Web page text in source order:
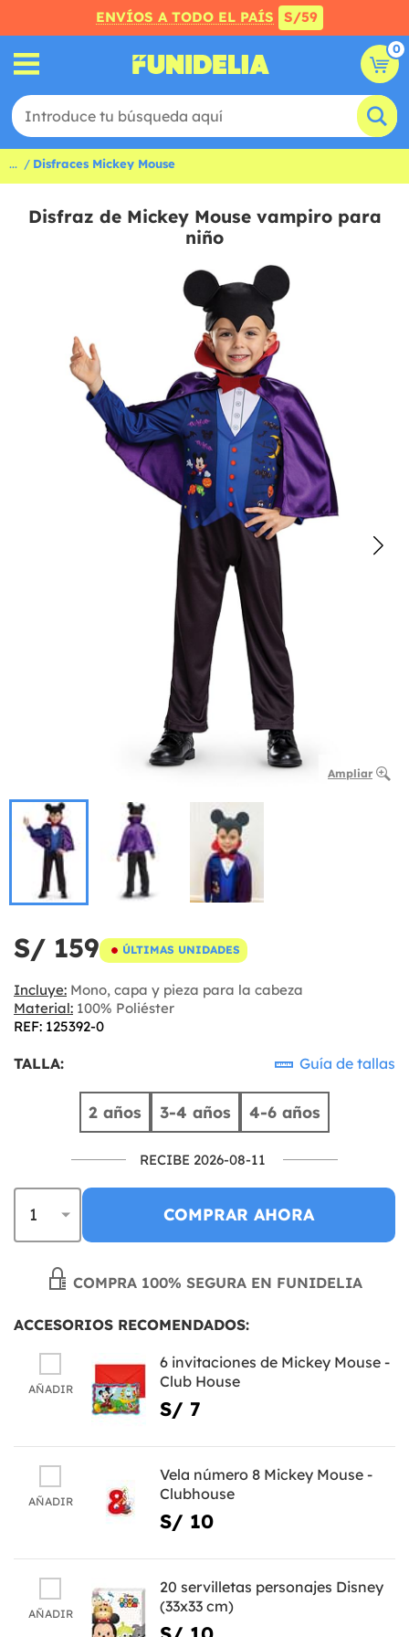
ENVÍOS A TODO EL PAÍS S/59
0
... Disfraces Mickey Mouse
Disfraz de Mickey Mouse vampiro para
niño
Ampliar
S/ 159 ÚLTIMAS UNIDADES
Incluye: Mono, capa y pieza para la cabeza
Material: 100% Poliéster
REF: 125392-0
TALLA: Guía de tallas
2 años 3-4 años 4-6 años
RECIBE 2026-08-11
COMPRAR AHORA
COMPRA 100% SEGURA EN FUNIDELIA
ACCESORIOS RECOMENDADOS:
AÑADIR
6 invitaciones de Mickey Mouse -
Club House
S/ 7
AÑADIR
Vela número 8 Mickey Mouse -
Clubhouse
S/ 10
AÑADIR
20 servilletas personajes Disney
(33x33 cm)